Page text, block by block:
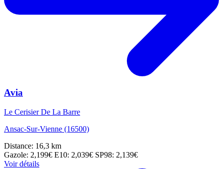
Avia
Le Cerisier De La Barre
Ansac-Sur-Vienne (16500)
Distance: 16,3 km
Gazole: 2,199€ E10: 2,039€ SP98: 2,139€
Voir détails